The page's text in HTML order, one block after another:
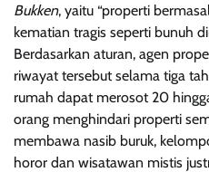
Bukken, yaitu “properti
kematian tragis seperti bunuh
Berdasarkan aturan, agen
riwayat tersebut selama tiga
rumah dapat merosot 20
orang menghindari properti
membawa nasib buruk,
horor dan wisatawan mistis